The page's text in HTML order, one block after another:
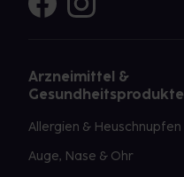
Arzneimittel &
Gesundheitsprodukte
Allergien & Heuschnupfen
Auge, Nase & Ohr